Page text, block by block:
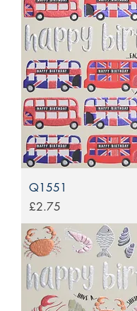
Q1551
Price
£2.75